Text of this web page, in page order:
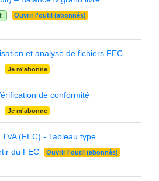
Ouvrir l'outil (abonnés)
et analyse de fichiers FEC
Je m'abonne
de conformité
Je m'abonne
(FEC) - Tableau type
du FEC
Ouvrir l'outil (abonnés)